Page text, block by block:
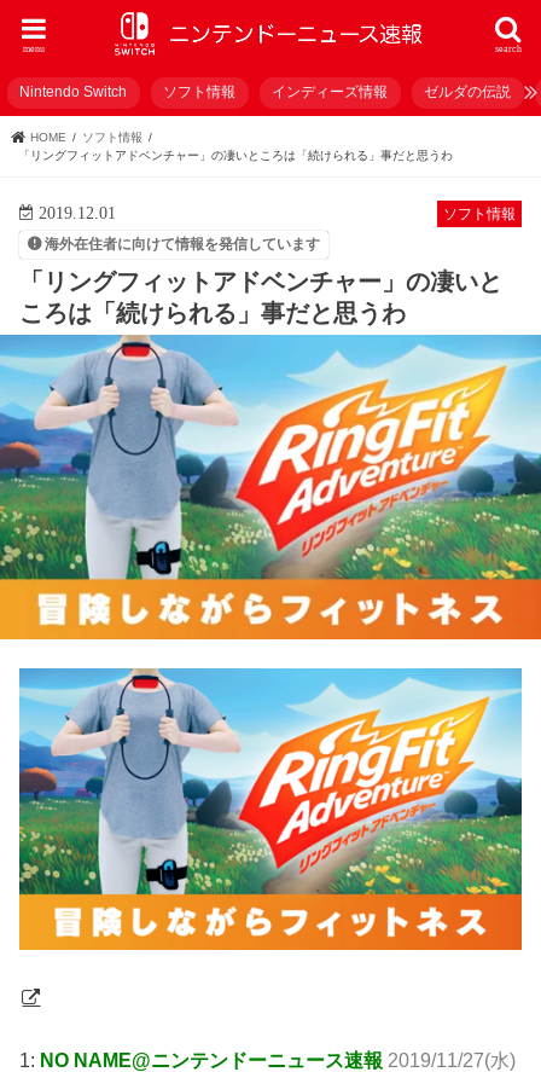
search
menu
Nintendo Switch ソフト情報 インディーズ情報 ゼルダの伝説
HOME
ソフト情報
「リングフィットアドベンチャー」の凄いところは「続けられる」事だと思うわ
ソフト情報
2019.12.01
海外在住者に向けて情報を発信しています
「リングフィットアドベンチャー」の凄いと
ころは「続けられる」事だと思うわ
1: NO NAME@ニンテンドーニュース速報 2019/11/27(水)